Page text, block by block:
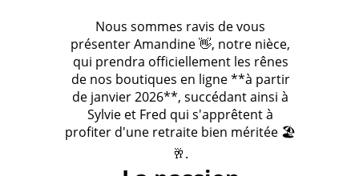
Nous sommes ravis de vous
présenter Amandine 👋, notre nièce,
qui prendra officiellement les rênes
de nos boutiques en ligne **à partir
de janvier 2026**, succédant ainsi à
Sylvie et Fred qui s'apprêtent à
profiter d'une retraite bien méritée 🏖️
🥂.